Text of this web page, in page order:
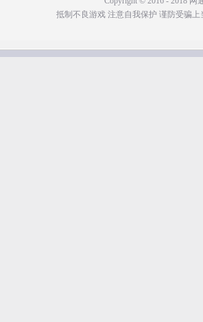
抵制不良游戏 注意自我保护 谨防受骗